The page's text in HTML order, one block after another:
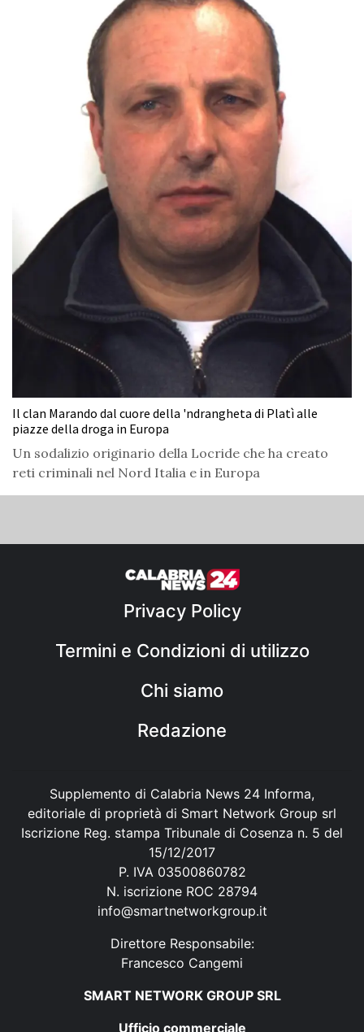
Il clan Marando dal cuore della 'ndrangheta di Platì alle
piazze della droga in Europa
Un sodalizio originario della Locride che ha creato
reti criminali nel Nord Italia e in Europa
Privacy Policy
Termini e Condizioni di utilizzo
Chi siamo
Redazione
Supplemento di Calabria News 24 Informa,
editoriale di proprietà di Smart Network Group srl
Iscrizione Reg. stampa Tribunale di Cosenza n. 5 del
15/12/2017
P. IVA 03500860782
N. iscrizione ROC 28794
info@smartnetworkgroup.it
Direttore Responsabile:
Francesco Cangemi
SMART NETWORK GROUP SRL
Ufficio commerciale